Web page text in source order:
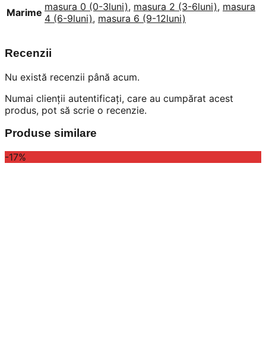
Marime masura 0 (0-3luni), masura 2 (3-6luni), masura
4 (6-9luni), masura 6 (9-12luni)
Recenzii
Nu există recenzii până acum.
Numai clienții autentificați, care au cumpărat acest
produs, pot să scrie o recenzie.
Produse similare
-17%